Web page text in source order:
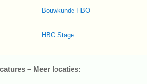
Bouwkunde HBO
HBO Stage
– Meer locaties: